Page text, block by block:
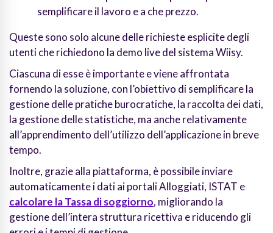
semplificare il lavoro e a che prezzo.
Queste sono solo alcune delle richieste esplicite degli
utenti che richiedono la demo live del sistema Wiisy.
Ciascuna di esse è importante e viene affrontata
fornendo la soluzione, con l’obiettivo di semplificare la
gestione delle pratiche burocratiche, la raccolta dei dati,
la gestione delle statistiche, ma anche relativamente
all’apprendimento dell’utilizzo dell’applicazione in breve
tempo.
Inoltre, grazie alla piattaforma, è possibile inviare
automaticamente i dati ai portali Alloggiati, ISTAT e
calcolare la Tassa di soggiorno, migliorando la
gestione dell’intera struttura ricettiva e riducendo gli